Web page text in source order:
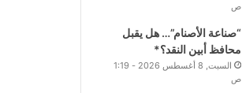
ص
“صناعة الأصنام”… هل يقبل
محافظ أبين النقد؟*
السبت, 8 أغسطس 2026 - 1:19
ص